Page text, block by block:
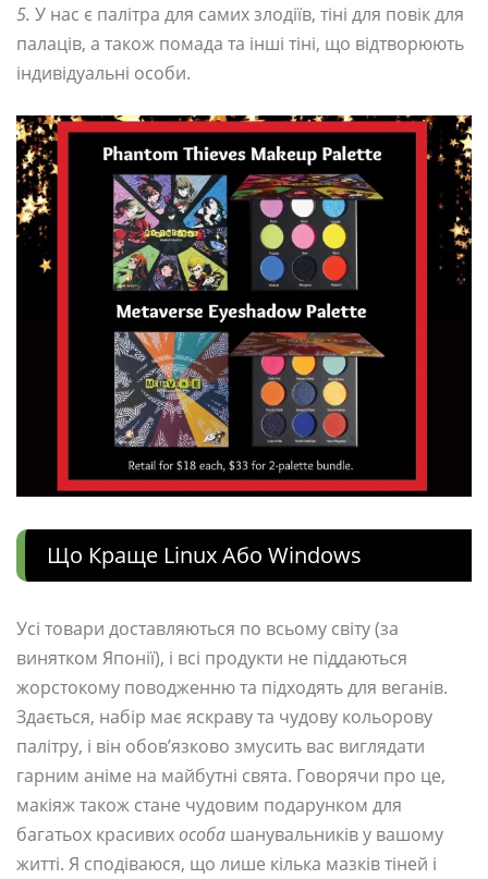
5. У нас є палітра для самих злодіїв, тіні для повік для
палаців, а також помада та інші тіні, що відтворюють
індивідуальні особи.
Що Краще Linux Або Windows
Усі товари доставляються по всьому світу (за
винятком Японії), і всі продукти не піддаються
жорстокому поводженню та підходять для веганів.
Здається, набір має яскраву та чудову кольорову
палітру, і він обов’язково змусить вас виглядати
гарним аніме на майбутні свята. Говорячи про це,
макіяж також стане чудовим подарунком для
багатьох красивихособа шанувальників у вашому
житті. Я сподіваюся, що лише кілька мазків тіней і